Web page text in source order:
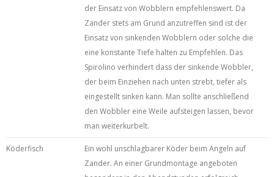
der Einsatz von Wobblern empfehlenswert. Da
Zander stets am Grund anzutreffen sind ist der
Einsatz von sinkenden Wobblern oder solche die
eine konstante Tiefe halten zu Empfehlen. Das
Spirolino verhindert dass der sinkende Wobbler,
der beim Einziehen nach unten strebt, tiefer als
eingestellt sinken kann. Man sollte anschließend
den Wobbler eine Weile aufsteigen lassen, bevor
man weiterkurbelt.
Köderfisch
Ein wohl unschlagbarer Köder beim Angeln auf
Zander. An einer Grundmontage angeboten